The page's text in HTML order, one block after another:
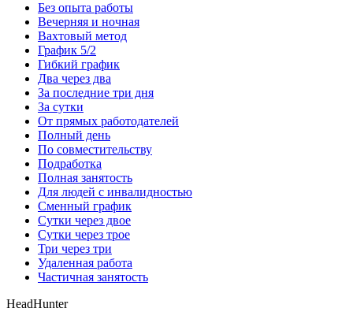
Без опыта работы
Вечерняя и ночная
Вахтовый метод
График 5/2
Гибкий график
Два через два
За последние три дня
За сутки
От прямых работодателей
Полный день
По совместительству
Подработка
Полная занятость
Для людей с инвалидностью
Сменный график
Сутки через двое
Сутки через трое
Три через три
Удаленная работа
Частичная занятость
HeadHunter